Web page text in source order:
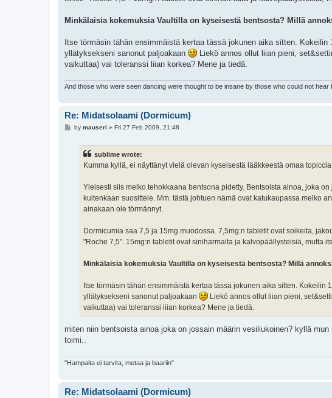
Minkälaisia kokemuksia Vaultilla on kyseisestä bentsosta? Millä
Itse törmäsin tähän ensimmäistä kertaa tässä jokunen aika sitten.
yllätyksekseni sanonut paljoakaan
Liekö annos ollut liian pieni,
vaikuttaa) vai toleranssi liian korkea? Mene ja tiedä.
And those who were seen dancing were thought to be insane by those who could not hear
Re: Midatsolaami (Dormicum)
Pby mauseri » Fri 27 Feb 2009, 21:48
sublime wrote:
Kumma kyllä, ei näyttänyt vielä olevan kyseisestä lääkkeestä omaa
Yleisesti siis melko tehokkaana bentsona pidetty. Bentsoista ainoa, joka
kuitenkaan suosittele. Mm. tästä johtuen nämä ovat katukaupassa melko
ainakaan ole törmännyt.
Dormicumia saa 7,5 ja 15mg muodossa. 7,5mg:n tabletit ovat soikeita,
"Roche 7,5". 15mg:n tabletit ovat siniharmaita ja kalvopäällysteisiä, mutta
Minkälaisia kokemuksia Vaultilla on kyseisestä bentsosta? Millä
Itse törmäsin tähän ensimmäistä kertaa tässä jokunen aika sitten.
yllätyksekseni sanonut paljoakaan
Liekö annos ollut liian pieni,
vaikuttaa) vai toleranssi liian korkea? Mene ja tiedä.
miten niin bentsoista ainoa joka on jossain määrin vesiliukoinen? kyllä
toimi..
"Hampaita ei tarvita, metaa ja baariin"
Re: Midatsolaami (Dormicum)